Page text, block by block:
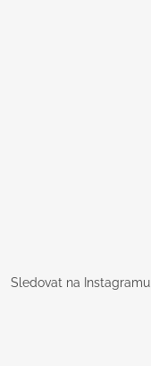
Sledovat na Instagramu